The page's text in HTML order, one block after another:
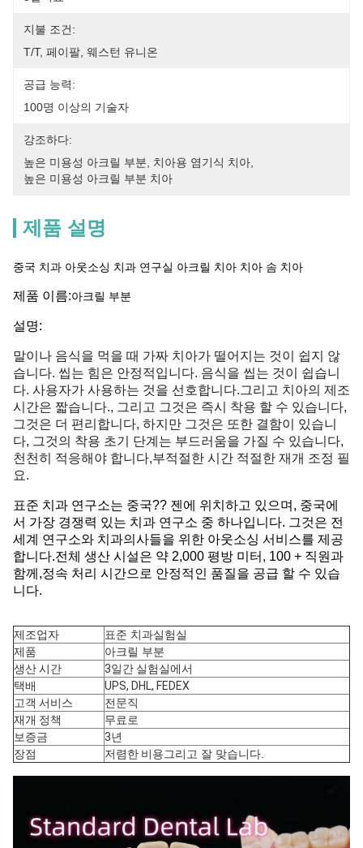
지불 조건:
T/T, 페이팔, 웨스턴 유니온
공급 능력:
100명 이상의 기술자
강조하다:
높은 미용성 아크릴 부분
치아용 염기식 치아
높은 미용성 아크릴 부분 치아
제품 설명
중국 치과 아웃소싱 치과 연구실 아크릴 치아 치아 솜 치아
제품 이름:아크릴 부분
설명:
말이나 음식을 먹을 때 가짜 치아가 떨어지는 것이 쉽지 않
습니다. 씹는 힘은 안정적입니다. 음식을 씹는 것이 쉽습니
다. 사용자가 사용하는 것을 선호합니다.그리고 치아의 제조
시간은 짧습니다., 그리고 그것은 즉시 착용 할 수 있습니다,
그것은 더 편리합니다, 하지만 그것은 또한 결함이 있습니
다, 그것의 착용 초기 단계는 부드러움을 가질 수 있습니다,
천천히 적응해야 합니다,부적절한 시간 적절한 재개 조정 필
요.
표준 치과 연구소는 중국?? 젠에 위치하고 있으며, 중국에
서 가장 경쟁력 있는 치과 연구소 중 하나입니다. 그것은 전
세계 연구소와 치과의사들을 위한 아웃소싱 서비스를 제공
합니다.전체 생산 시설은 약 2,000 평방 미터, 100 + 직원과
함께,정속 처리 시간으로 안정적인 품질을 공급 할 수 있습
니다.
제조업자
표준 치과실험실
제품
아크릴 부분
생산 시간
3일간 실험실에서
택배
UPS, DHL, FEDEX
고객 서비스
전문직
재개 정책
무료로
보증금
3년
장점
저렴한 비용그리고 잘 맞습니다.